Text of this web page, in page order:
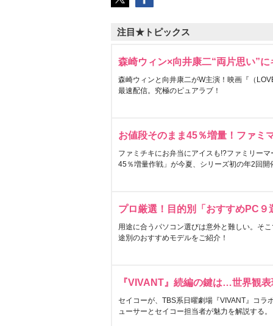
注目★トピックス
森崎ウィン×向井康二“両片思い”
森崎ウィンと向井康二がW主演！映画『（
最速配信。究極のピュアラブ！
お値段そのまま45％増量！ファミ
ファミチキにお弁当にアイスも!?ファミリー
45％増量作戦」が今夏、シリーズ初の年2回開
プロ厳選！目的別「おすすめPC９
用途に合うパソコン選びは意外と難しい。そ
途別のおすすめモデルをご紹介！
『VIVANT』続編の鍵は…世界観
セイコーが、TBS系日曜劇場『VIVANT』コラ
ューサーとセイコー担当者が魅力を解説する。